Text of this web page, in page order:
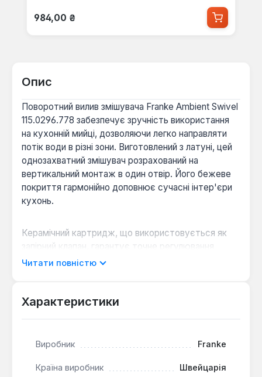
Звичайна ціна:
984,00 ₴
Опис
Поворотний вилив змішувача Franke Ambient Swivel
115.0296.778 забезпечує зручність використання
на кухонній мийці, дозволяючи легко направляти
потік води в різні зони. Виготовлений з латуні, цей
однозахватний змішувач розрахований на
вертикальний монтаж в один отвір. Його бежеве
покриття гармонійно доповнює сучасні інтер'єри
кухонь.
Керамічний картридж, що використовується як
запірний клапан, гарантує точне регулювання
температури та напору води, а також тривалий
формуванню м'якого, насиченого повітрям потоку,
встановлення.
Зручність використання: Висота змішувача
Читати повністю
Характеристики
Виробник Franke
Країна виробник Швейцарія